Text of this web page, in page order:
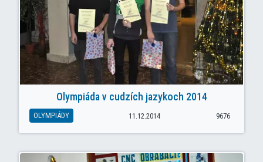
Olympiáda v cudzích jazykoch 2014
OLYMPIÁDY 11.12.2014 9676